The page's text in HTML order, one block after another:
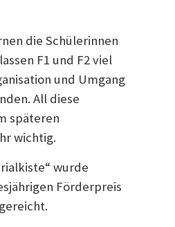
die Schülerinnen
F1 und F2 viel
und Umgang
All diese
späteren
wichtig.
wurde
Förderpreis